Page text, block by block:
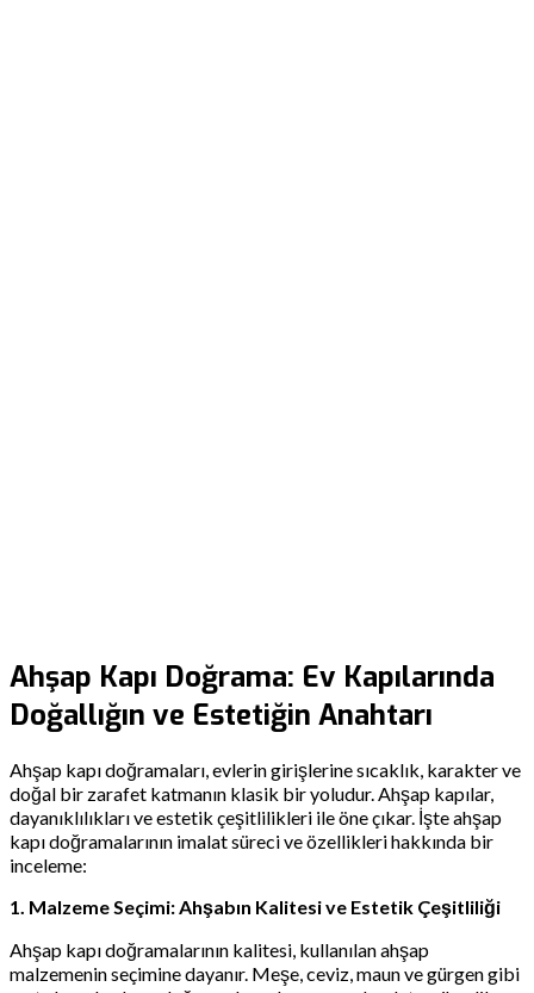
Ahşap Kapı Doğrama: Ev Kapılarında
Doğallığın ve Estetiğin Anahtarı
Ahşap kapı doğramaları, evlerin girişlerine sıcaklık, karakter ve
doğal bir zarafet katmanın klasik bir yoludur. Ahşap kapılar,
dayanıklılıkları ve estetik çeşitlilikleri ile öne çıkar. İşte ahşap
kapı doğramalarının imalat süreci ve özellikleri hakkında bir
inceleme:
1. Malzeme Seçimi: Ahşabın Kalitesi ve Estetik Çeşitliliği
Ahşap kapı doğramalarının kalitesi, kullanılan ahşap
malzemenin seçimine dayanır. Meşe, ceviz, maun ve gürgen gibi